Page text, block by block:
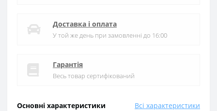
Основні характеристики Всі характеристики
Доставка і оплата
У той же день при замовленні до 16:00
Гарантія
Весь товар сертифікований